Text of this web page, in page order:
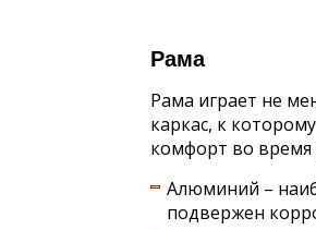
Рама
Рама играет не
каркас, к
комфорт во время
Алюминий –
подвержен